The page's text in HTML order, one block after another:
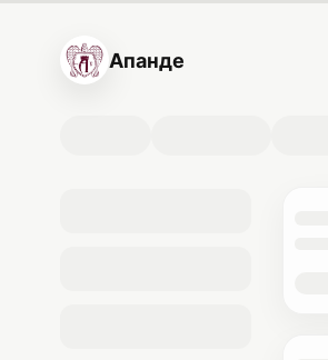
Апанде